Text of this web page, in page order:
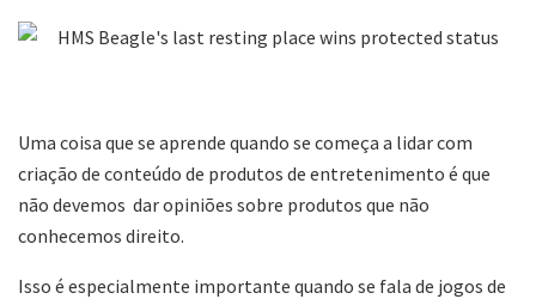
Uma coisa que se aprende quando se começa a lidar com
criação de conteúdo de produtos de entretenimento é que
não devemos dar opiniões sobre produtos que não
conhecemos direito.
Isso é especialmente importante quando se fala de jogos de